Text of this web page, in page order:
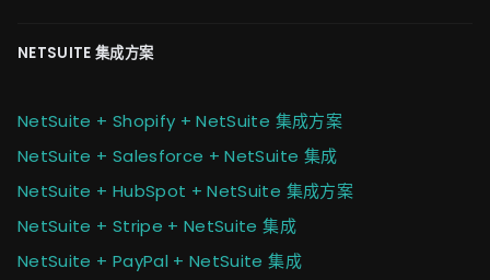
NETSUITE 集成方案
NetSuite + Shopify + NetSuite 集成方案
NetSuite + Salesforce + NetSuite 集成
NetSuite + HubSpot + NetSuite 集成方案
NetSuite + Stripe + NetSuite 集成
NetSuite + PayPal + NetSuite 集成